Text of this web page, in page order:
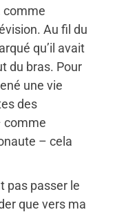
comme
Au fil du
qu’il avait
du bras. Pour
une vie
des
comme
– cela
pas passer le
que vers ma